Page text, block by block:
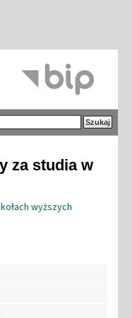
za studia w
wyższych